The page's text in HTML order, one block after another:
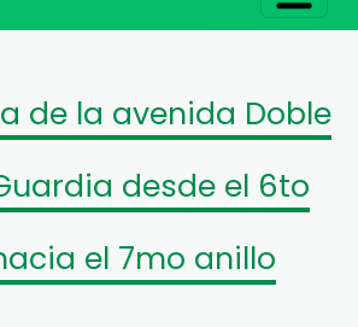
de la avenida Doble
desde el 6to
el 7mo anillo